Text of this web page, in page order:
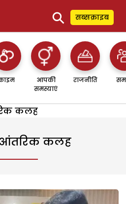
⚲ सब्सक्राइब
आपकी
समस्याएं
राजनीति
कलह
आंतरिक कलह